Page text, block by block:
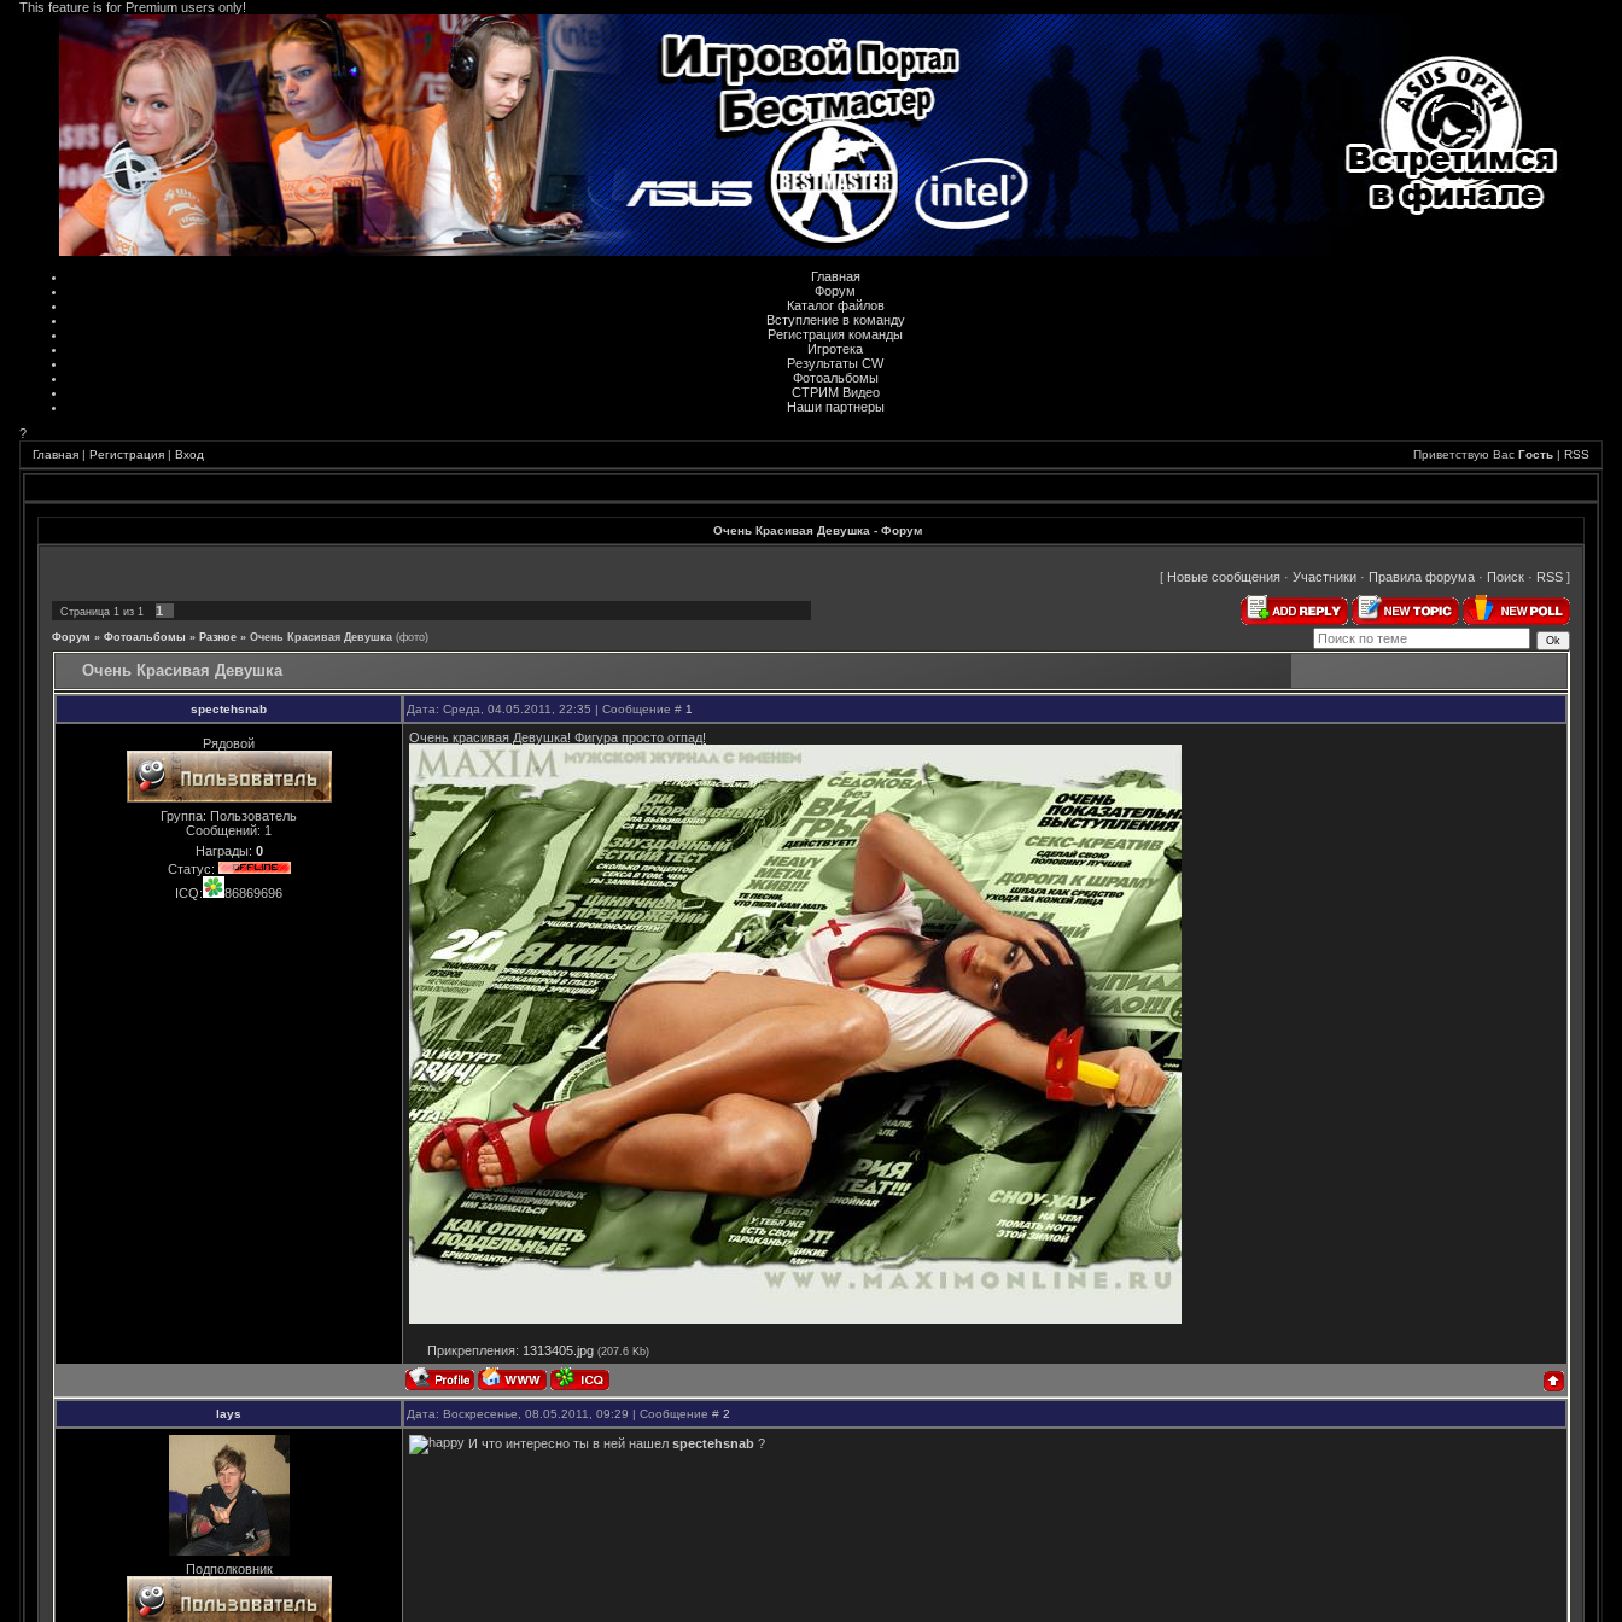
This feature is for Premium users only!
Главная
Форум
Каталог файлов
Вступление в команду
Регистрация команды
Игротека
Результаты CW
Фотоальбомы
СТРИМ Видео
Наши партнеры
?
Главная | Регистрация | Вход Приветствую Вас Гость | RSS
Очень Красивая Девушка - Форум
[ Новые сообщения · Участники · Правила форума · Поиск · RSS ]
Страница 1 из 1 1
Форум » Фотоальбомы » Разное » Очень Красивая Девушка (фото)
Очень Красивая Девушка
spectehsnab Дата: Среда, 04.05.2011, 22:35 | Сообщение # 1
Рядовой
Группа: Пользователь
Сообщений: 1
Награды: 0
Статус:
ICQ:
86869696
Очень красивая Девушка! Фигура просто отпад!
Прикрепления: 1313405.jpg (207.6 Kb)
lays Дата: Воскресенье, 08.05.2011, 09:29 | Сообщение # 2
Подполковник
И что интересно ты в ней нашел spectehsnab ?